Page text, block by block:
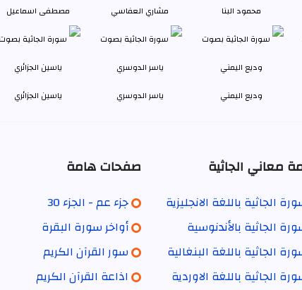
محمود البنا مشاري العفاسي مصطفى اسماعيل
وديع اليمني ياسر الدوسري ياسين الجزائري
معاني الجاثية
الجاثية باللغة الانجليزية
الجاثية بالأندنوسية
الجاثية باللغة البنغالية
الجاثية باللغة الاوردية
صفحات هامة
جزء عم - الجزء 30
أواخر سورة البقرة
سور القرآن الكريم
اذاعة القرآن الكريم